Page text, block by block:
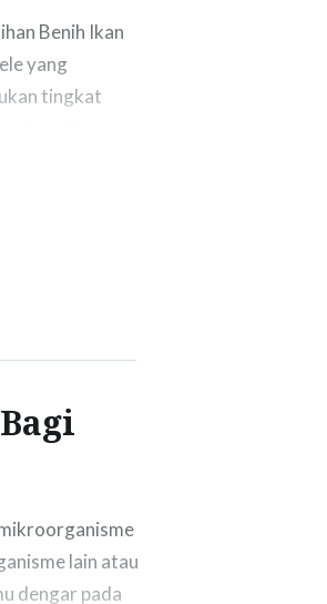
Benih Ikan
yang
tingkat
budidaya
cara untuk
lain atau
dengar pada